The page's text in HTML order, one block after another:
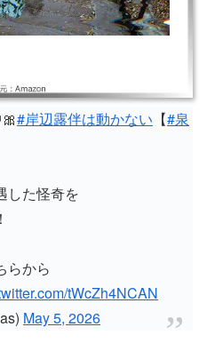
#岸辺露伴は動かない 【#泉
した怪奇を
らから
tWcZh4NCAN
May 5, 2026